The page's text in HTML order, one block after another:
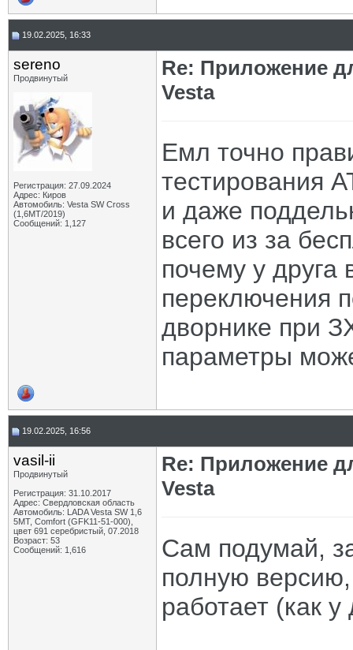
19.02.2025, 16:33
sereno
Продвинутый
Регистрация: 27.09.2024
Адрес: Киров
Автомобиль: Vesta SW Cross
(1,6МТ/2019)
Сообщений: 1,127
Re: Приложение
Vesta
Емл точно
тестирования
и даже
всего из за
почему у друга
переключения
дворнике при
параметры
19.02.2025, 16:56
vasil-ii
Продвинутый
Регистрация: 31.10.2017
Адрес: Свердловская область
Автомобиль: LADA Vesta SW 1,6
5МТ, Comfort (GFK11-51-000),
цвет 691 серебристый, 07.2018
Возраст: 53
Сообщений: 1,616
Re: Приложение
Vesta
Сам подумай,
полную
работает (как у